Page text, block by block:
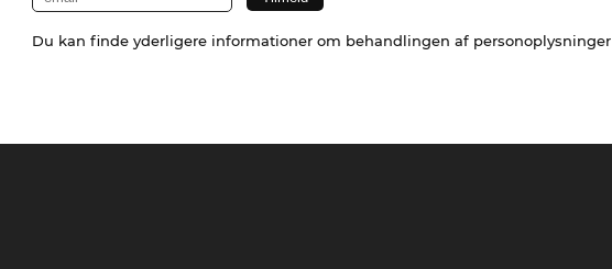
Du kan finde yderligere informationer om behandlingen af personoplysninger